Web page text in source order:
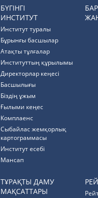
БҮГІНГІ
ИНСТИТУТ
Институт туралы
Бұрынғы басшылар
Атақты тұлғалар
Институттың құрылымы
Директорлар кеңесі
Басшылығы
Біздің ұжым
Ғылыми кеңес
Комплаенс
Cыбайлас жемқорлық
картограммасы
Институт есебі
Мансап
ТҰРАҚТЫ ДАМУ
МАҚСАТТАРЫ